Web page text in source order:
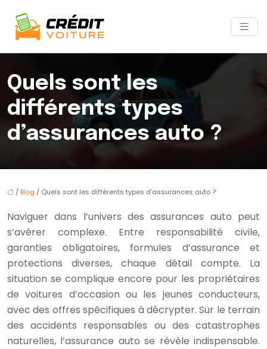
Quels sont les
différents types
d’assurances auto ?
/ Blog / Quels sont les différents types d’assurances auto ?
Naviguer dans l’univers des assurances auto peut
s’avérer complexe. Entre responsabilité civile,
garanties obligatoires, formules d’assurance et
protections diverses, chaque détail compte. La
situation se complique encore pour les propriétaires
de voitures d’occasion ou les jeunes conducteurs,
avec des offres spécifiques à décrypter. Sur le terrain
des accidents responsables ou des catastrophes
naturelles, l’assurance auto se révèle indispensable.